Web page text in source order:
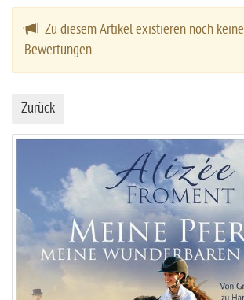
Zu diesem Artikel existieren noch keine
Bewertungen
Zurück